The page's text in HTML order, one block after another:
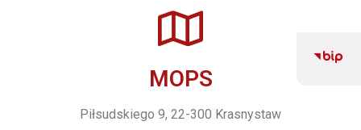
MOPS
Piłsudskiego 9, 22-300 Krasnystaw